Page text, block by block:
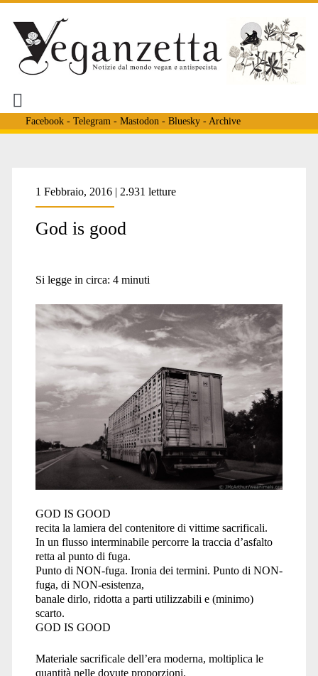
Facebook- Telegram - Mastodon - Bluesky- Archive
1 Febbraio, 2016 | 2.931 letture
God is good
Si legge in circa: 4 minuti
GOD IS GOOD
recita la lamiera del contenitore di vittime sacrificali.
In un flusso interminabile percorre la traccia d’asfalto
retta al punto di fuga.
Punto di NON-fuga. Ironia dei termini. Punto di NON-
fuga, di NON-esistenza,
banale dirlo, ridotta a parti utilizzabili e (minimo)
scarto.
GOD IS GOOD
Materiale sacrificale dell’era moderna, moltiplica le
quantità nelle dovute proporzioni.